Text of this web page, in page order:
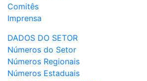
Comitês
Imprensa
DADOS DO SETOR
Números do Setor
Números Regionais
Números Estaduais